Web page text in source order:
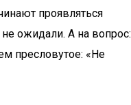
проявляться
ожидали. А на вопрос:
пресловутое: «Не